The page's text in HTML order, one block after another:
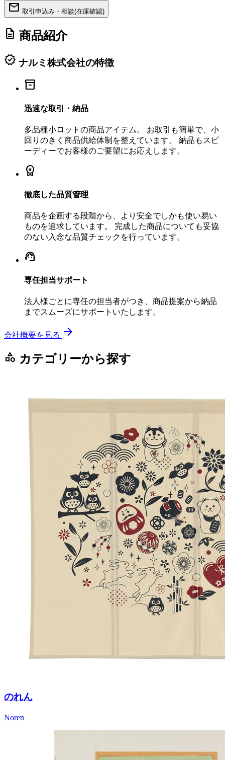
mail 取引申込み・相談(在庫確認)
description 商品紹介
verified ナルミ株式会社の特徴
inventory_2
迅速な取引・納品
多品種小ロットの商品アイテム。 お取引も簡単で、小
回りのきく商品供給体制を整えています。 納品もスピ
ーディーでお客様のご要望にお応えします。
workspace_premium
徹底した品質管理
商品を企画する段階から、より安全でしかも使い易い
ものを追求しています。 完成した商品についても妥協
のない入念な品質チェックを行っています。
support_agent
専任担当サポート
法人様ごとに専任の担当者がつき、商品提案から納品
までスムーズにサポートいたします。
会社概要を見る arrow_forward
category カテゴリーから探す
のれん
Noren